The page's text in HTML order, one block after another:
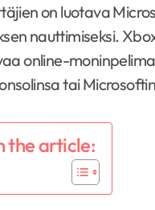
on luotava
nauttimiseksi.
online-
tai
the article: